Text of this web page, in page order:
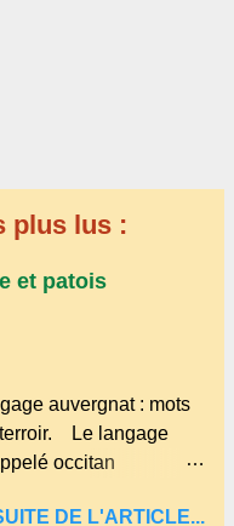
plus lus :
et patois
auvergnat : mots
Le langage
occitan
en Auvergne et dans
DE L'ARTICLE...